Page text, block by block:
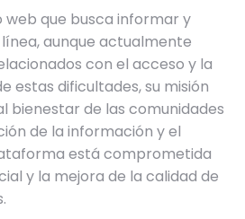
web que busca informar y
aunque actualmente
con el acceso y la
estas dificultades, su misión
bienestar de las comunidades
de la información y el
está comprometida
y la mejora de la calidad de